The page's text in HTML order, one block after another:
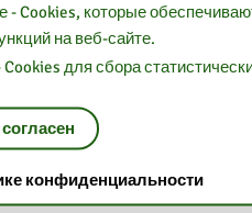
- Cookies, которые
на веб-сайте.
для сбора
конфиденциальности